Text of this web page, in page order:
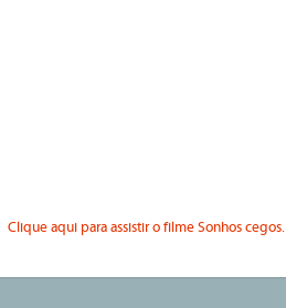
Clique aqui para assistir o filme Sonhos cegos.